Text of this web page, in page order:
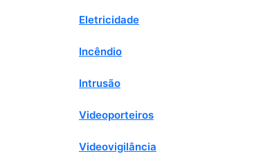
Eletricidade
Incêndio
Intrusão
Videoporteiros
Videovigilância